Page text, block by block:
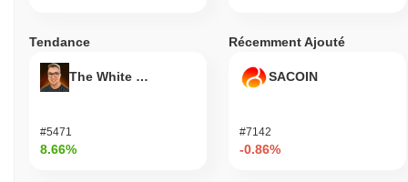
visent à améliorer l'utilité de Bird Dog dans le paysage plus large
sur plusieurs lieux de trading, indiquant une activité de marché
continue et un intérêt des utilisateurs. Les canaux de médias
efforts d'engagement communautaire, soutenant davantage sa
pertinence sur le marché. Dans l'ensemble, ces indicateurs
Tendance
The White Bull
#5471
8.66%
Récemment Ajouté
SACOIN
#7142
-0.86%